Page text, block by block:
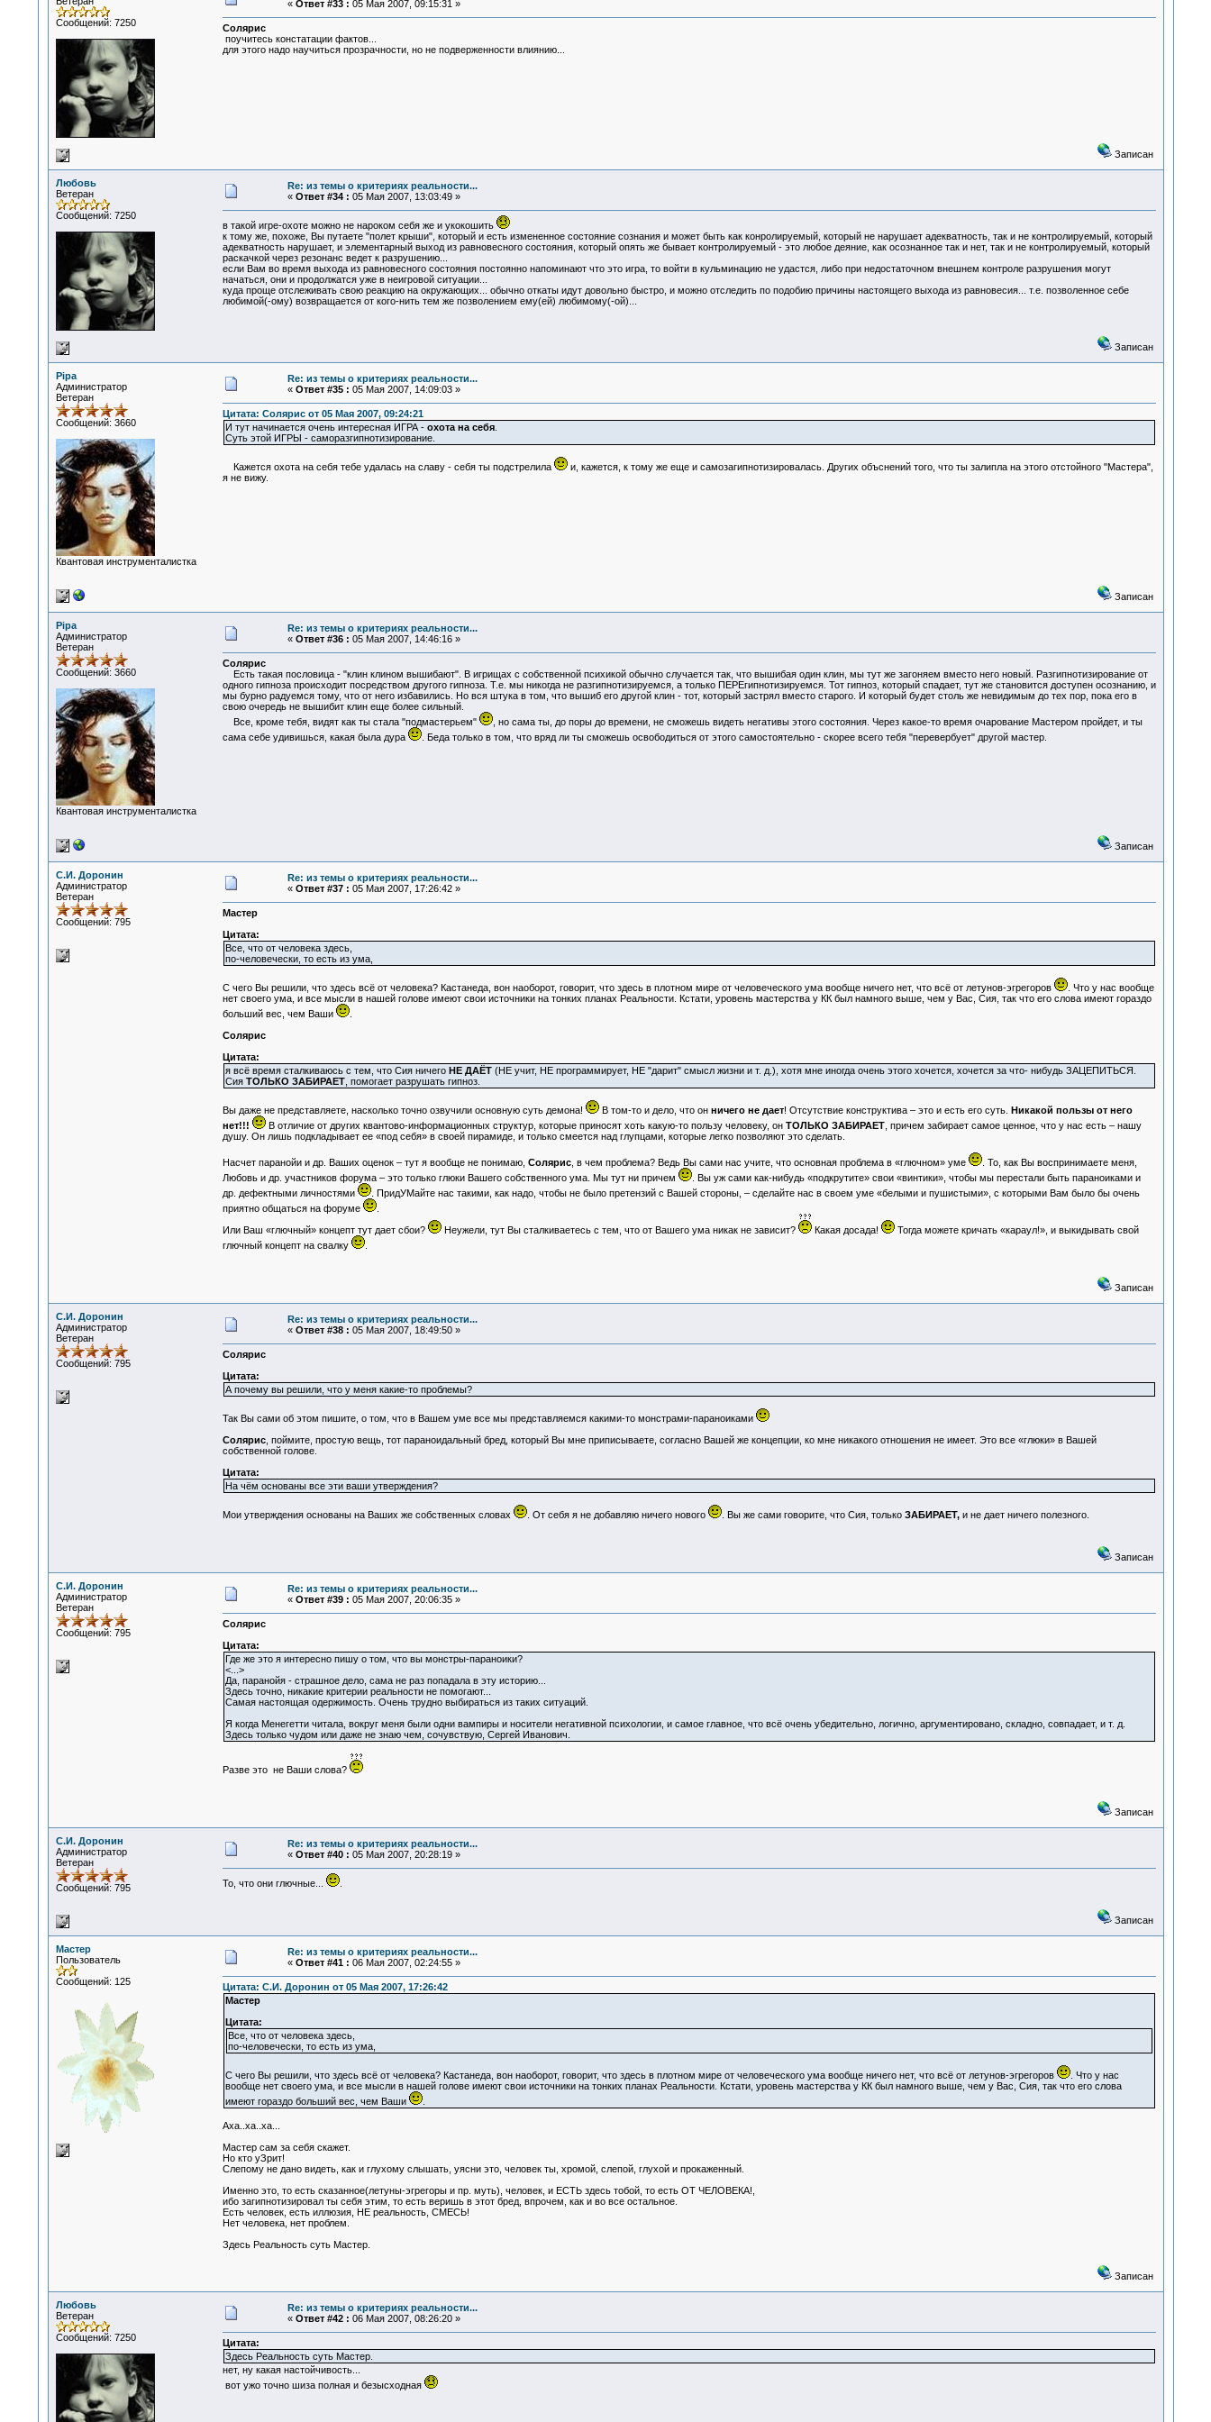
Сообщений: 7250
« Ответ #33 : 05 Мая 2007, 09:15:31 »
Солярис
поучитесь констатации фактов...
для этого надо научиться прозрачности, но не подверженности влиянию...
Записан
Любовь
Ветеран
Сообщений: 7250
Re: из темы о критериях реальности...
« Ответ #34 : 05 Мая 2007, 13:03:49 »
в такой игре-охоте можно не нароком себя же и укокошить
к тому же, похоже, Вы путаете "полет крыши", который и есть измененное состояние сознания и может быть как конролируемый, который не нарушает адекватность, так и не контролируемый, который
адекватность нарушает, и элементарный выход из равновесного состояния, который опять же бывает контролируемый - это любое деяние, как осознанное так и нет, так и не контролируемый, который
раскачкой через резонанс ведет к разрушению...
если Вам во время выхода из равновесного состояния постоянно напоминают что это игра, то войти в кульминацию не удастся, либо при недостаточном внешнем контроле разрушения могут
начаться, они и продолжатся уже в неигровой ситуации...
куда проще отслеживать свою реакцию на окружающих... обычно откаты идут довольно быстро, и можно отследить по подобию причины настоящего выхода из равновесия... т.е. позволенное себе
любимой(-ому) возвращается от кого-нить тем же позволением ему(ей) любимому(-ой)...
Записан
Pipa
Администратор
Ветеран
Сообщений: 3660
Квантовая инструменталистка
Re: из темы о критериях реальности...
« Ответ #35 : 05 Мая 2007, 14:09:03 »
Цитата: Солярис от 05 Мая 2007, 09:24:21
И тут начинается очень интересная ИГРА - охота на себя.
Суть этой ИГРЫ - саморазгипнотизирование.
Кажется охота на себя тебе удалась на славу - себя ты подстрелила
и, кажется, к тому же еще и самозагипнотизировалась. Других объснений того, что ты залипла на этого отстойного "Мастера",
я не вижу.
Записан
Pipa
Администратор
Ветеран
Сообщений: 3660
Квантовая инструменталистка
Re: из темы о критериях реальности...
« Ответ #36 : 05 Мая 2007, 14:46:16 »
Солярис
Есть такая пословица - "клин клином вышибают". В игрищах с собственной психикой обычно случается так, что вышибая один клин, мы тут же загоняем вместо него новый. Разгипнотизирование от
одного гипноза происходит посредством другого гипноза. Т.е. мы никогда не разгипнотизируемся, а только ПЕРЕгипнотизируемся. Тот гипноз, который спадает, тут же становится доступен осознанию, и
мы бурно радуемся тому, что от него избавились. Но вся штука в том, что вышиб его другой клин - тот, который застрял вместо старого. И который будет столь же невидимым до тех пор, пока его в
свою очередь не вышибит клин еще более сильный.
Все, кроме тебя, видят как ты стала "подмастерьем"
, но сама ты, до поры до времени, не сможешь видеть негативы этого состояния. Через какое-то время очарование Мастером пройдет, и ты
сама себе удивишься, какая была дура
. Беда только в том, что вряд ли ты сможешь освободиться от этого самостоятельно - скорее всего тебя "перевербует" другой мастер.
Записан
С.И. Доронин
Администратор
Ветеран
Сообщений: 795
Re: из темы о критериях реальности...
« Ответ #37 : 05 Мая 2007, 17:26:42 »
Мастер
Цитата:
Все, что от человека здесь,
по-человечески, то есть из ума,
С чего Вы решили, что здесь всё от человека? Кастанеда, вон наоборот, говорит, что здесь в плотном мире от человеческого ума вообще ничего нет, что всё от летунов-эгрегоров
. Что у нас вообще
нет своего ума, и все мысли в нашей голове имеют свои источники на тонких планах Реальности. Кстати, уровень мастерства у КК был намного выше, чем у Вас, Сия, так что его слова имеют гораздо
больший вес, чем Ваши
.
Солярис
Цитата:
я всё время сталкиваюсь с тем, что Сия ничего НЕ ДАЁТ(НЕ учит, НЕ программирует, НЕ "дарит" смысл жизни и т. д.), хотя мне иногда очень этого хочется, хочется за что- нибудь ЗАЦЕПИТЬСЯ.
Сия ТОЛЬКО ЗАБИРАЕТ, помогает разрушать гипноз.
Вы даже не представляете, насколько точно озвучили основную суть демона! В том-то и дело, что он ничего не дает! Отсутствие конструктива – это и есть его суть.
Никакой пользы от него
нет!!!
В отличие от других квантово-информационных структур, которые приносят хоть какую-то пользу человеку, он ТОЛЬКО ЗАБИРАЕТ, причем забирает самое ценное, что у нас есть – нашу
душу. Он лишь подкладывает ее «под себя» в своей пирамиде, и только смеется над глупцами, которые легко позволяют это сделать.
Насчет паранойи и др. Ваших оценок – тут я вообще не понимаю, Солярис, в чем проблема? Ведь Вы сами нас учите, что основная проблема в «глючном» уме
. То, как Вы воспринимаете меня,
Любовь и др. участников форума – это только глюки Вашего собственного ума. Мы тут ни причем
. Вы уж сами как-нибудь «подкрутите» свои «винтики», чтобы мы перестали быть параноиками и
др. дефектными личностями
. ПридУМайте нас такими, как надо, чтобы не было претензий с Вашей стороны, – сделайте нас в своем уме «белыми и пушистыми», с которыми Вам было бы очень
приятно общаться на форуме
.
Или Ваш «глючный» концепт тут дает сбои?
Неужели, тут Вы сталкиваетесь с тем, что от Вашего ума никак не зависит? Какая досада!
Тогда можете кричать «караул!», и выкидывать свой
глючный концепт на свалку
.
Записан
С.И. Доронин
Администратор
Ветеран
Сообщений: 795
Re: из темы о критериях реальности...
« Ответ #38 : 05 Мая 2007, 18:49:50 »
Солярис
Цитата:
А почему вы решили, что у меня какие-то проблемы?
Так Вы сами об этом пишите, о том, что в Вашем уме все мы представляемся какими-то монстрами-параноиками
Солярис, поймите, простую вещь, тот параноидальный бред, который Вы мне приписываете, согласно Вашей же концепции, ко мне никакого отношения не имеет. Это все «глюки» в Вашей
собственной голове.
Цитата:
На чём основаны все эти ваши утверждения?
Мои утверждения основаны на Ваших же собственных словах . От себя я не добавляю ничего нового . Вы же сами говорите, что Сия, только ЗАБИРАЕТ,и не дает ничего полезного.
Записан
С.И. Доронин
Администратор
Ветеран
Сообщений: 795
Re: из темы о критериях реальности...
« Ответ #39 : 05 Мая 2007, 20:06:35 »
Солярис
Цитата:
Где же это я интересно пишу о том, что вы монстры-параноики?
<...>
Да, паранойя - страшное дело, сама не раз попадала в эту историю...
Здесь точно, никакие критерии реальности не помогают...
Самая настоящая одержимость. Очень трудно выбираться из таких ситуаций.
Я когда Менегетти читала, вокруг меня были одни вампиры и носители негативной психологии, и самое главное, что всё очень убедительно, логично, аргументировано, складно, совпадает, и т. д.
Здесь только чудом или даже не знаю чем, сочувствую, Сергей Иванович.
Разве это не Ваши слова?
Записан
С.И. Доронин
Администратор
Ветеран
Сообщений: 795
Re: из темы о критериях реальности...
« Ответ #40 : 05 Мая 2007, 20:28:19 »
То, что они глючные... .
Записан
Мастер
Пользователь
Сообщений: 125
Re: из темы о критериях реальности...
« Ответ #41 : 06 Мая 2007, 02:24:55 »
Цитата: С.И. Доронин от 05 Мая 2007, 17:26:42
Мастер
Цитата:
Все, что от человека здесь,
по-человечески, то есть из ума,
С чего Вы решили, что здесь всё от человека? Кастанеда, вон наоборот, говорит, что здесь в плотном мире от человеческого ума вообще ничего нет, что всё от летунов-эгрегоров
. Что у нас
вообще нет своего ума, и все мысли в нашей голове имеют свои источники на тонких планах Реальности. Кстати, уровень мастерства у КК был намного выше, чем у Вас, Сия, так что его слова
имеют гораздо больший вес, чем Ваши
.
Аха..ха..ха...
Мастер сам за себя скажет.
Но кто уЗрит!
Слепому не дано видеть, как и глухому слышать, уясни это, человек ты, хромой, слепой, глухой и прокаженный.
Именно это, то есть сказанное(летуны-эгрегоры и пр. муть), человек, и ЕСТЬ здесь тобой, то есть ОТ ЧЕЛОВЕКА!,
ибо загипнотизировал ты себя этим, то есть веришь в этот бред, впрочем, как и во все остальное.
Есть человек, есть иллюзия, НЕ реальность, СМЕСЬ!
Нет человека, нет проблем.
Здесь Реальность суть Мастер.
Записан
Любовь
Ветеран
Сообщений: 7250
Re: из темы о критериях реальности...
« Ответ #42 : 06 Мая 2007, 08:26:20 »
Цитата:
Здесь Реальность суть Мастер.
нет, ну какая настойчивость...
вот ужо точно шиза полная и безысходная